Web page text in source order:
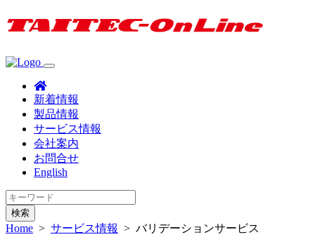
新着情報
製品情報
サービス情報
会社案内
お問合せ
English
検索
Home > サービス情報 > バリデーションサービス